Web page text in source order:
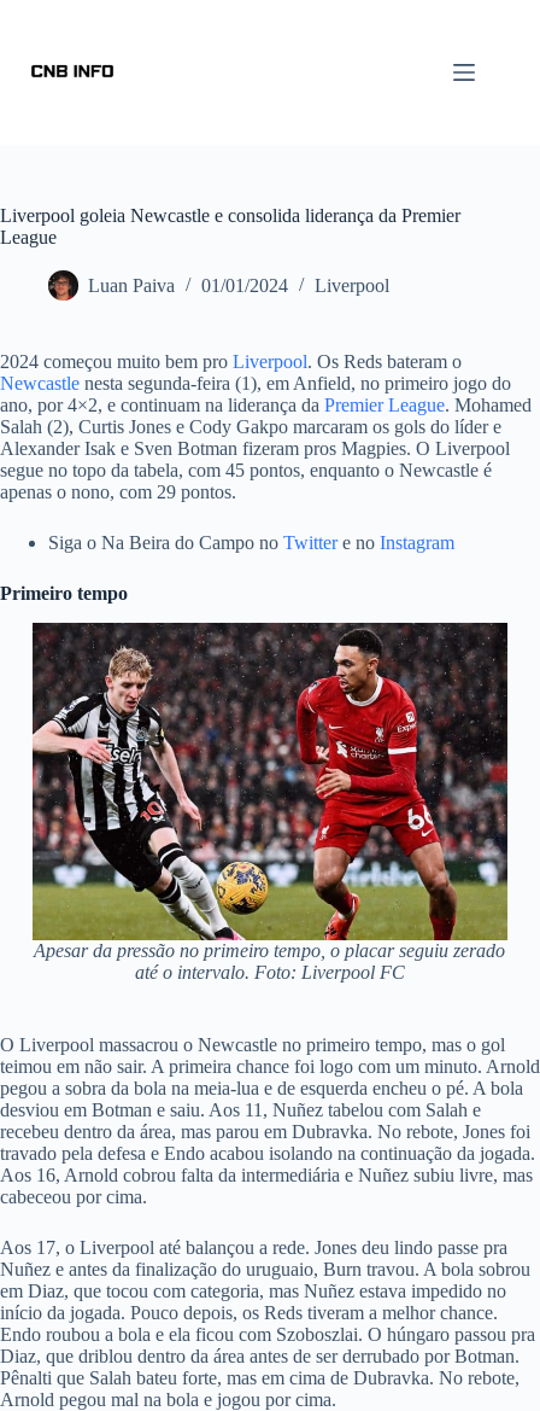
Liverpool goleia Newcastle e consolida liderança da Premier
League
Luan Paiva 01/01/2024 Liverpool
2024 começou muito bem pro Liverpool. Os Reds bateram o
Newcastle nesta segunda-feira (1), em Anfield, no primeiro jogo do
ano, por 4×2, e continuam na liderança da Premier League. Mohamed
Salah (2), Curtis Jones e Cody Gakpo marcaram os gols do líder e
Alexander Isak e Sven Botman fizeram pros Magpies. O Liverpool
segue no topo da tabela, com 45 pontos, enquanto o Newcastle é
apenas o nono, com 29 pontos.
Siga o Na Beira do Campo no Twittere no Instagram
Primeiro tempo
Apesar da pressão no primeiro tempo, o placar seguiu zerado
até o intervalo. Foto: Liverpool FC
O Liverpool massacrou o Newcastle no primeiro tempo, mas o gol
teimou em não sair. A primeira chance foi logo com um minuto. Arnold
pegou a sobra da bola na meia-lua e de esquerda encheu o pé. A bola
desviou em Botman e saiu. Aos 11, Nuñez tabelou com Salah e
recebeu dentro da área, mas parou em Dubravka. No rebote, Jones foi
travado pela defesa e Endo acabou isolando na continuação da jogada.
Aos 16, Arnold cobrou falta da intermediária e Nuñez subiu livre, mas
cabeceou por cima.
Aos 17, o Liverpool até balançou a rede. Jones deu lindo passe pra
Nuñez e antes da finalização do uruguaio, Burn travou. A bola sobrou
em Diaz, que tocou com categoria, mas Nuñez estava impedido no
início da jogada. Pouco depois, os Reds tiveram a melhor chance.
Endo roubou a bola e ela ficou com Szoboszlai. O húngaro passou pra
Diaz, que driblou dentro da área antes de ser derrubado por Botman.
Pênalti que Salah bateu forte, mas em cima de Dubravka. No rebote,
Arnold pegou mal na bola e jogou por cima.